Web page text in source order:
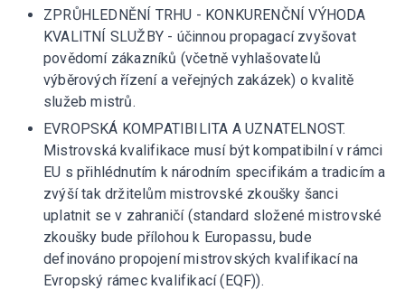
ZPRŮHLEDNĚNÍ TRHU - KONKURENČNÍ VÝHODA
KVALITNÍ SLUŽBY - účinnou propagací zvyšovat
povědomí zákazníků (včetně vyhlašovatelů
výběrových řízení a veřejných zakázek) o kvalitě
služeb mistrů.
EVROPSKÁ KOMPATIBILITA A UZNATELNOST.
Mistrovská kvalifikace musí být kompatibilní v rámci
EU s přihlédnutím k národním specifikám a tradicím a
zvýší tak držitelům mistrovské zkoušky šanci
uplatnit se v zahraničí (standard složené mistrovské
zkoušky bude přílohou k Europassu, bude
definováno propojení mistrovských kvalifikací na
Evropský rámec kvalifikací (EQF)).